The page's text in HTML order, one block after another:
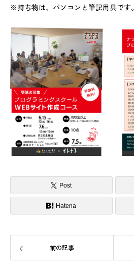
※持ち物は、パソコンと筆記用具です。
Post
Hatena
前の記事